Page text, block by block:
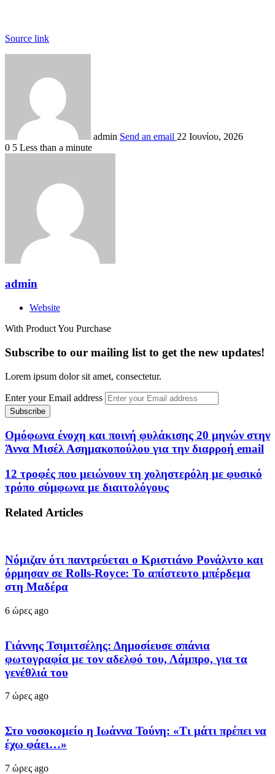
Source link
admin Send an email 22 Ιουνίου, 2026
0 5 Less than a minute
admin
Website
With Product You Purchase
Subscribe to our mailing list to get the new updates!
Lorem ipsum dolor sit amet, consectetur.
Enter your Email address
Ομόφωνα ένοχη και ποινή φυλάκισης 20 μηνών στην
Άννα Μισέλ Ασημακοπούλου για την διαρροή email
12 τροφές που μειώνουν τη χοληστερόλη με φυσικό
τρόπο σύμφωνα με διαιτολόγους
Related Articles
Νόμιζαν ότι παντρεύεται ο Κριστιάνο Ρονάλντο και
όρμησαν σε Rolls-Royce: Το απίστευτο μπέρδεμα
στη Μαδέρα
6 ώρες ago
Γιάννης Τσιμιτσέλης: Δημοσίευσε σπάνια
φωτογραφία με τον αδελφό του, Λάμπρο, για τα
γενέθλιά του
7 ώρες ago
Στο νοσοκομείο η Ιωάννα Τούνη: «Τι μάτι πρέπει να
έχω φάει…»
7 ώρες ago